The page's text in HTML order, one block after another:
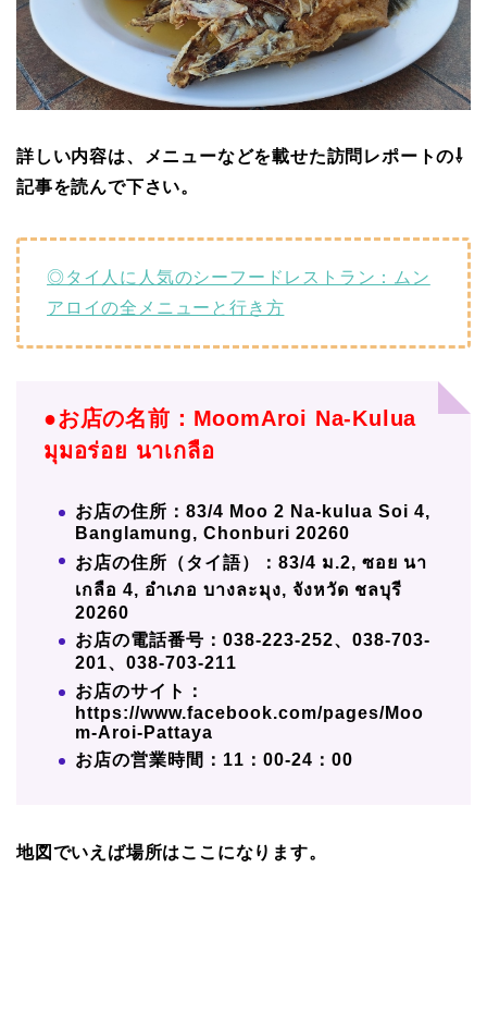
詳しい内容は、メニューなどを載せた訪問レポートの⇩
記事を読んで下さい。
◎タイ人に人気のシーフードレストラン：ムン
アロイの全メニューと行き方
●お店の名前： MoomAroi Na-Kulua
มุมอร่อย นาเกลือ
お店の住所：83/4 Moo 2 Na-kulua Soi 4,
Banglamung, Chonburi 20260
お店の住所（タイ語）：83/4 ม.2, ซอย นา
เกลือ 4, อำเภอ บางละมุง, จังหวัด ชลบุรี
20260
お店の電話番号：038-223-252、038-703-
201、038-703-211
お店のサイト：
https://www.facebook.com/pages/Moo
m-Aroi-Pattaya
お店の営業時間：11：00-24：00
地図でいえば場所はここになります。